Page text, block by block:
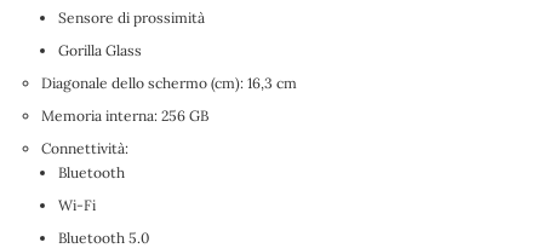
Sensore di prossimità
Gorilla Glass
Diagonale dello schermo (cm): 16,3 cm
Memoria interna: 256 GB
Connettività:
Bluetooth
Wi-Fi
Bluetooth 5.0